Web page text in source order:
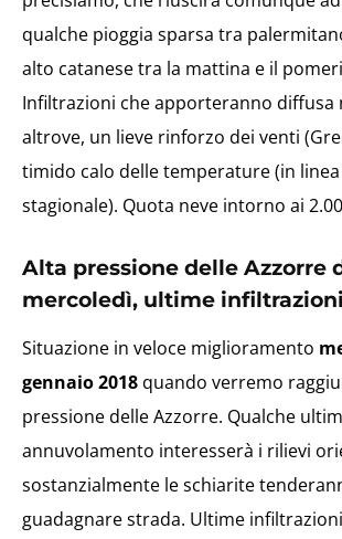
qualche pioggia sparsa tra
alto catanese tra la mattina e il
Infiltrazioni che apporteranno diffusa
altrove, un lieve rinforzo dei venti
timido calo delle temperature (in
stagionale). Quota neve intorno ai
Alta pressione delle Azzorre
mercoledì, ultime infiltrazioni
Situazione in veloce miglioramento
gennaio 2018 quando verremo
pressione delle Azzorre. Qualche
annuvolamento interesserà i rilievi
sostanzialmente le schiarite
guadagnare strada. Ultime